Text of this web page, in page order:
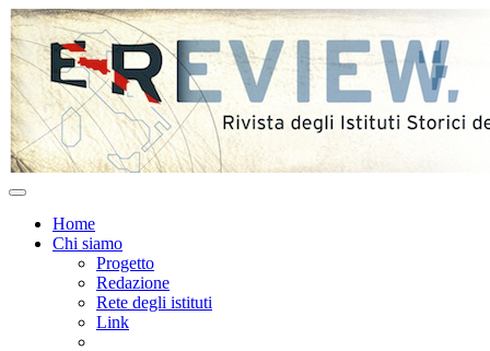
Home
Chi siamo
Progetto
Redazione
Rete degli istituti
Link